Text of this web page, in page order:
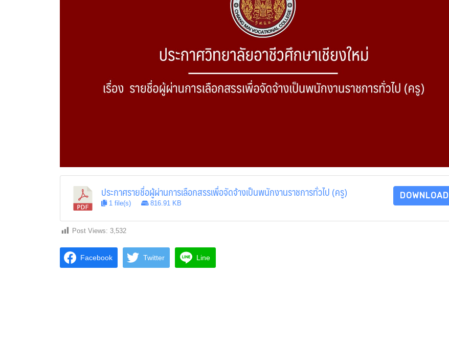
ประกาศรายชื่อผู้ผ่านการเลือกสรรเพื่อจัดจ้างเป็นพนักงานราชการทั่วไป (ครู)
1 file(s) 816.91 KB
DOWNLOAD
Post Views: 3,532
Facebook Twitter Line